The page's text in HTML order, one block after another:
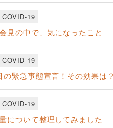
COVID-19
見の中で、気になったこと
COVID-19
の緊急事態宣言！その効果は？
COVID-19
について整理してみました